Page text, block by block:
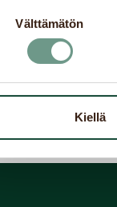
Välttämätön
Kiellä
Sotkamo